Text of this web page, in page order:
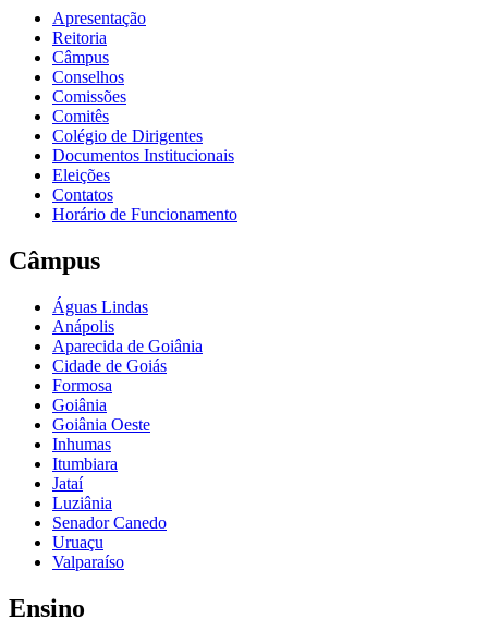
Apresentação
Reitoria
Câmpus
Conselhos
Comissões
Comitês
Colégio de Dirigentes
Documentos Institucionais
Eleições
Contatos
Horário de Funcionamento
Câmpus
Águas Lindas
Anápolis
Aparecida de Goiânia
Cidade de Goiás
Formosa
Goiânia
Goiânia Oeste
Inhumas
Itumbiara
Jataí
Luziânia
Senador Canedo
Uruaçu
Valparaíso
Ensino